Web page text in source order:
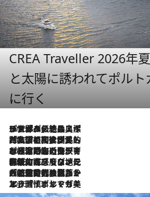
CREA Traveller 2026年
と太陽に誘われてポル
に行く
2026.8.8
リスボンの絶品スイーツ「パステル・デ・ナタ」とは？ポルトガル伝統の奥深い世界へ
2026.7.27
「私の祖国はポルトガル語です」国民的詩人フェルナンド・ペソアと、彼が愛した文学の街を歩く
2026.7.26
ポルトガル近海が育む極上の海の幸。キリリと冷えた白ワインと愉しむ、シーフード専門店の贅沢
2026.7.22
伝統の味をモダンに昇華。高感度な地元客が集う、リスボンの最旬ガストロノミー
2026.7.21
大航海時代の栄華から、震災、独裁、そして革命へ。ポルトガル・首都リスボンの石畳に刻まれた「歴史の光と影」
2026.7.13
エッセイ・ヤマザキマリ「慎ましくも美しき国 ポルトガル」